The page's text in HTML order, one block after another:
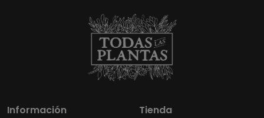
Información Tienda